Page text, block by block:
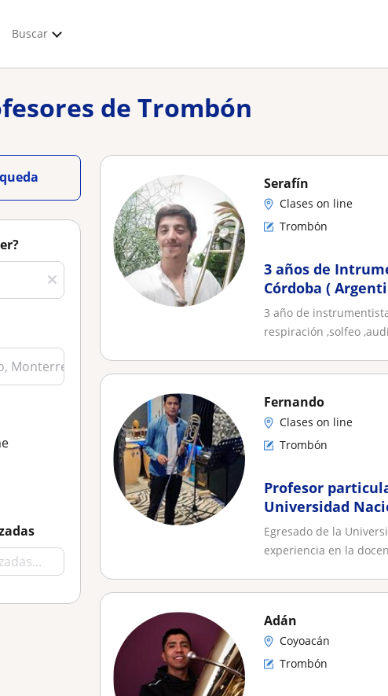
Buscar
de Trombón
Serafín
Clases on line
Trombón
3 años de
Córdoba (
3 año de
respiración ,solfeo
Fernando
Clases on line
Trombón
Profesor
Universidad
Egresado de la
experiencia en la
Adán
Coyoacán
Trombón